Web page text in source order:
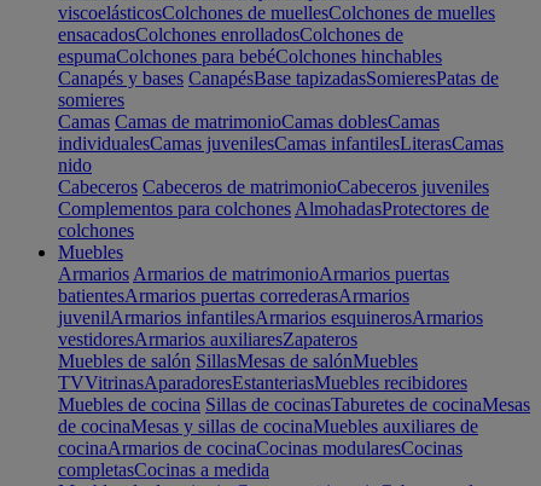
viscoelásticosColchones de muellesColchones de muelles
ensacadosColchones enrolladosColchones de
espumaColchones para bebéColchones hinchables
Canapés y bases CanapésBase tapizadasSomieresPatas de
somieres
Camas Camas de matrimonioCamas doblesCamas
individualesCamas juvenilesCamas infantilesLiterasCamas
nido
Cabeceros Cabeceros de matrimonioCabeceros juveniles
Complementos para colchones AlmohadasProtectores de
colchones
Muebles
Armarios Armarios de matrimonioArmarios puertas
batientesArmarios puertas correderasArmarios
juvenilArmarios infantilesArmarios esquinerosArmarios
vestidoresArmarios auxiliaresZapateros
Muebles de salón SillasMesas de salónMuebles
TVVitrinasAparadoresEstanteriasMuebles recibidores
Muebles de cocina Sillas de cocinasTaburetes de cocinaMesas
de cocinaMesas y sillas de cocinaMuebles auxiliares de
cocinaArmarios de cocinaCocinas modularesCocinas
completasCocinas a medida